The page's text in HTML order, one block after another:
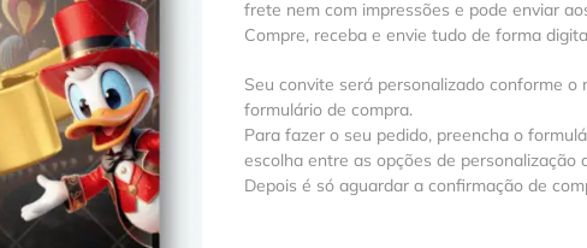
frete nem com impressões e pode enviar
Compre, receba e envie tudo de forma
Seu convite será personalizado conforme
formulário de compra.
Para fazer o seu pedido, preencha o
escolha entre as opções de personalização
Depois é só aguardar a confirmação de